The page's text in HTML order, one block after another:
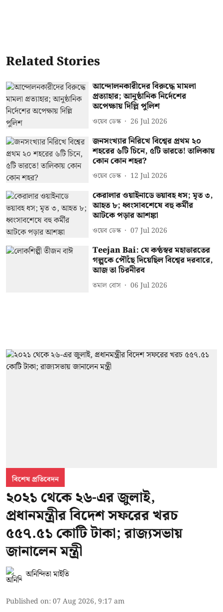
Related Stories
আন্দোলনকারীদের বিরুদ্ধে মামলা
প্রত্যাহার; আনুষ্ঠানিক নির্দেশের
অপেক্ষায় দিল্লি পুলিশ
ওয়েব ডেস্ক 26 Jul 2026
জনসংখ্যার নিরিখে বিশ্বের প্রথম ২০
শহরের ৬টি চিনে, ৫টি ভারতে! তালিকায়
কোন কোন শহর?
ওয়েব ডেস্ক 12 Jul 2026
কেরালার ওয়াইনাডে ভয়াবহ ধস; মৃত ৩,
আহত ৮; ধ্বংসাবশেষে বহু কর্মীর
আটকে পড়ার আশঙ্কা
ওয়েব ডেস্ক 07 Jul 2026
Teejan Bai: যে কণ্ঠস্বর মহাভারতের
গল্পকে পৌঁছে দিয়েছিল বিশ্বের দরবারে,
আজ তা চিরনীরব
তমাল বোস 06 Jul 2026
বিশেষ প্রতিবেদন
২০২১ থেকে ২৬-এর জুলাই,
প্রধানমন্ত্রীর বিদেশ সফরের খরচ
৫৫৭.৫১ কোটি টাকা; রাজ্যসভায়
জানালেন মন্ত্রী
অনিন্দিতা মাইতি
Published on:07 Aug 2026, 9:17 am